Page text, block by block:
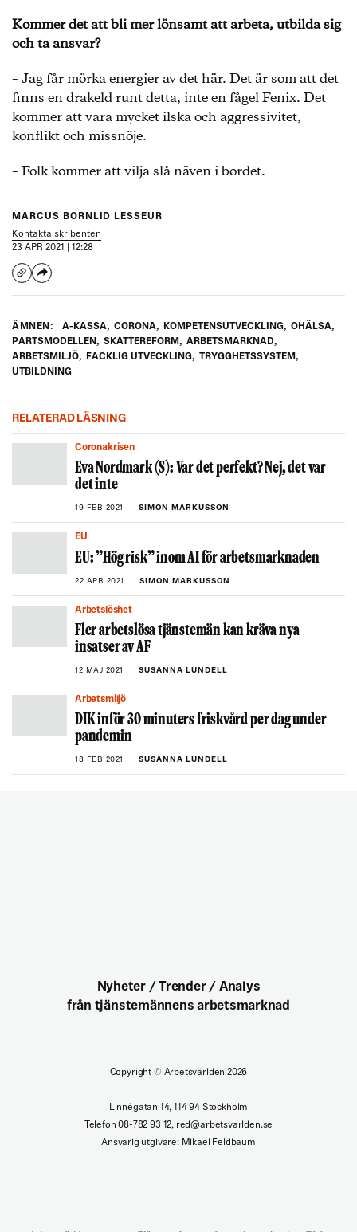
Kommer det att bli mer lönsamt att arbeta, utbilda sig
och ta ansvar?
– Jag får mörka energier av det här. Det är som att det
finns en drakeld runt detta, inte en fågel Fenix. Det
kommer att vara mycket ilska och aggressivitet,
konflikt och missnöje.
– Folk kommer att vilja slå näven i bordet.
MARCUS BORNLID LESSEUR
Kontakta skribenten
23 APR 2021 | 12:28
ÄMNEN: A-KASSA, CORONA, KOMPETENSUTVECKLING, OHÄLSA,
PARTSMODELLEN, SKATTEREFORM, ARBETSMARKNAD,
ARBETSMILJÖ, FACKLIG UTVECKLING, TRYGGHETSSYSTEM,
UTBILDNING
RELATERAD LÄSNING
Coronakrisen
Eva Nordmark (S): Var det perfekt? Nej, det var
det inte
19 FEB 2021 SIMON MARKUSSON
EU
EU: ”Hög risk” inom AI för arbetsmarknaden
22 APR 2021 SIMON MARKUSSON
Arbetslöshet
Fler arbetslösa tjänstemän kan kräva nya
insatser av AF
12 MAJ 2021 SUSANNA LUNDELL
Arbetsmiljö
DIK inför 30 minuters friskvård per dag under
pandemin
18 FEB 2021 SUSANNA LUNDELL
Nyheter / Trender / Analys
från tjänstemännens arbetsmarknad
Copyright ©Arbetsvärlden 2026
Linnégatan 14, 114 94 Stockholm
Telefon 08-782 93 12, red@arbetsvarlden.se
Ansvarig utgivare: Mikael Feldbaum